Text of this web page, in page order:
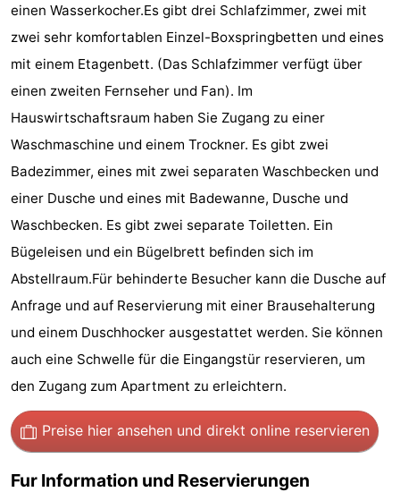
Spielplätze
Bowling
Wellness-
Zentren
Dörfer
&
Städte
Natur
Führungen
Sport
-
Schwimmbader
-
Radfahren
-
Wandern
-
Reiten
-
Golfplatze
-
einen Wasserkocher.Es gibt drei Schlafzimmer, zwei mit
zwei sehr komfortablen Einzel-Boxspringbetten und eines
mit einem Etagenbett. (Das Schlafzimmer verfügt über
einen zweiten Fernseher und Fan). Im
Hauswirtschaftsraum haben Sie Zugang zu einer
Waschmaschine und einem Trockner. Es gibt zwei
Badezimmer, eines mit zwei separaten Waschbecken und
einer Dusche und eines mit Badewanne, Dusche und
Waschbecken. Es gibt zwei separate Toiletten. Ein
Bügeleisen und ein Bügelbrett befinden sich im
Abstellraum.Für behinderte Besucher kann die Dusche auf
Anfrage und auf Reservierung mit einer Brausehalterung
und einem Duschhocker ausgestattet werden. Sie können
auch eine Schwelle für die Eingangstür reservieren, um
den Zugang zum Apartment zu erleichtern.
Preise hier ansehen und direkt online reservieren
Fur Information und Reservierungen